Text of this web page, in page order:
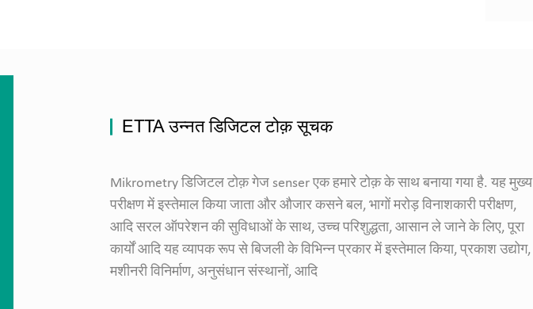
ETTA उन्नत डिजिटल टोक़ सूचक
Mikrometry डिजिटल टोक़ गेज senser एक हमारे टोक़ के साथ बनाया गया है. यह मुख्य
परीक्षण में इस्तेमाल किया जाता और औजार कसने बल, भागों मरोड़ विनाशकारी परीक्षण,
आदि सरल ऑपरेशन की सुविधाओं के साथ, उच्च परिशुद्धता, आसान ले जाने के लिए, पूरा
कार्यों आदि यह व्यापक रूप से बिजली के विभिन्न प्रकार में इस्तेमाल किया, प्रकाश उद्योग,
मशीनरी विनिर्माण, अनुसंधान संस्थानों, आदि